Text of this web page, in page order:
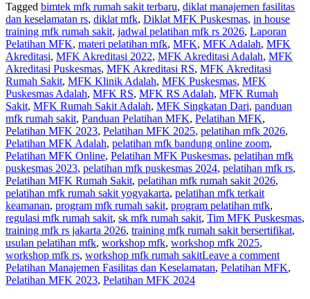
Tagged bimtek mfk rumah sakit terbaru, diklat manajemen fasilitas
dan keselamatan rs, diklat mfk, Diklat MFK Puskesmas, in house
training mfk rumah sakit, jadwal pelatihan mfk rs 2026, Laporan
Pelatihan MFK, materi pelatihan mfk, MFK, MFK Adalah, MFK
Akreditasi, MFK Akreditasi 2022, MFK Akreditasi Adalah, MFK
Akreditasi Puskesmas, MFK Akreditasi RS, MFK Akreditasi
Rumah Sakit, MFK Klinik Adalah, MFK Puskesmas, MFK
Puskesmas Adalah, MFK RS, MFK RS Adalah, MFK Rumah
Sakit, MFK Rumah Sakit Adalah, MFK Singkatan Dari, panduan
mfk rumah sakit, Panduan Pelatihan MFK, Pelatihan MFK,
Pelatihan MFK 2023, Pelatihan MFK 2025, pelatihan mfk 2026,
Pelatihan MFK Adalah, pelatihan mfk bandung online zoom,
Pelatihan MFK Online, Pelatihan MFK Puskesmas, pelatihan mfk
puskesmas 2023, pelatihan mfk puskesmas 2024, pelatihan mfk rs,
Pelatihan MFK Rumah Sakit, pelatihan mfk rumah sakit 2026,
pelatihan mfk rumah sakit yogyakarta, pelatihan mfk terkait
keamanan, program mfk rumah sakit, program pelatihan mfk,
regulasi mfk rumah sakit, sk mfk rumah sakit, Tim MFK Puskesmas,
training mfk rs jakarta 2026, training mfk rumah sakit bersertifikat,
usulan pelatihan mfk, workshop mfk, workshop mfk 2025,
workshop mfk rs, workshop mfk rumah sakitLeave a comment
Pelatihan Manajemen Fasilitas dan Keselamatan, Pelatihan MFK,
Pelatihan MFK 2023, Pelatihan MFK 2024